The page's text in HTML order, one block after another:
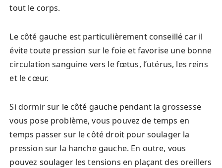
tout le corps.
Le côté gauche est particulièrement conseillé car il
évite toute pression sur le foie et favorise une bonne
circulation sanguine vers le fœtus, l’utérus, les reins
et le cœur.
Si dormir sur le côté gauche pendant la grossesse
vous pose problème, vous pouvez de temps en
temps passer sur le côté droit pour soulager la
pression sur la hanche gauche. En outre, vous
pouvez soulager les tensions en plaçant des oreillers